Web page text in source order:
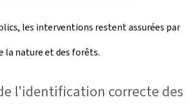
les interventions restent assurées par
la nature et des forêts.
l'identification correcte des